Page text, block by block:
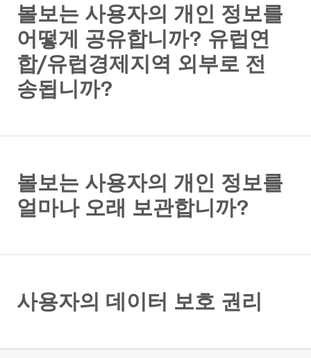
볼보는 사용자의 개인 정보를
어떻게 공유합니까? 유럽연
합/유럽경제지역 외부로 전
송됩니까?
볼보는 사용자의 개인 정보를
얼마나 오래 보관합니까?
사용자의 데이터 보호 권리